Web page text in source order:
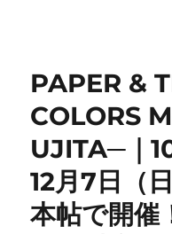
PAPER &
COLORS
UJITA─｜
12月7日（
本帖で開催